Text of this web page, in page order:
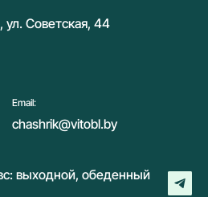
ул. Советская, 44
Email:
chashrik@vitobl.by
выходной, обеденный